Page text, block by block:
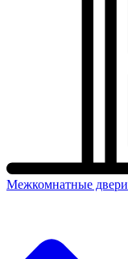
Межкомнатные двери